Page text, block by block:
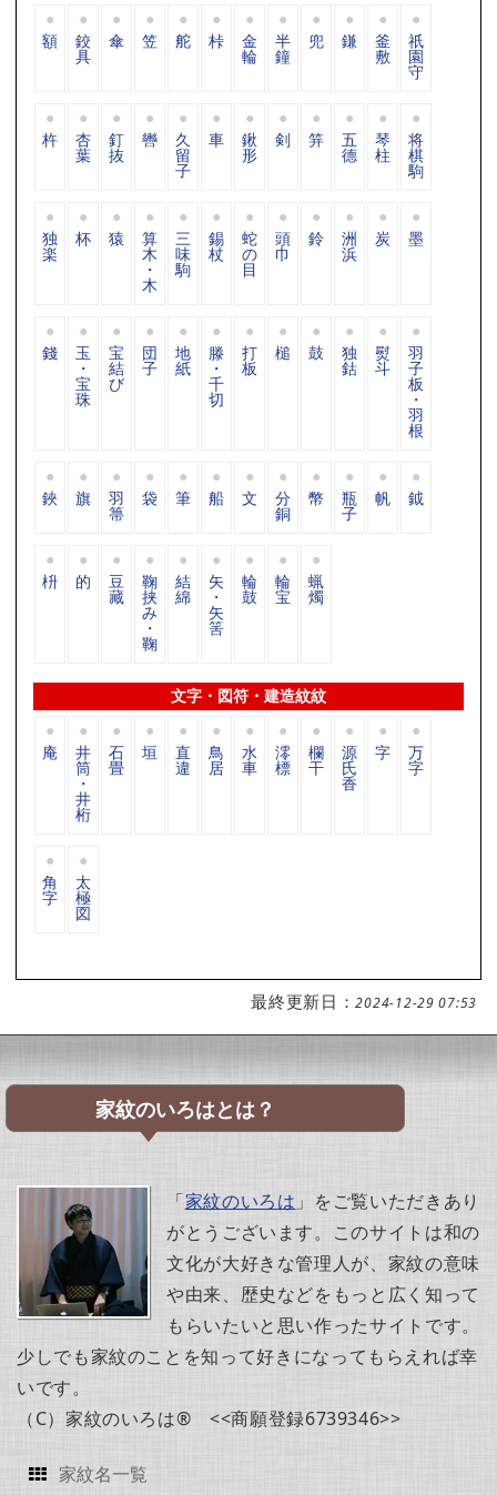
額 鉸
具
傘 笠 舵 桛 金
輪
半
鐘
兜 鎌 釜
敷
祇
園
守
杵 杏
葉
釘
抜
轡 久
留
子
車 鍬
形
剣 笄 五
德
琴
柱
将
棋
駒
独
楽
杯 猿 算
木
・
木
三
味
駒
錫
杖
蛇
の
目
頭
巾
鈴 洲
浜
炭 墨
錢 玉
・
宝
珠
宝
結
び
団
子
地
紙
滕
・
千
切
打
板
槌 鼓 独
鈷
熨
斗
羽
子
板
・
羽
根
鋏 旗 羽
箒
袋 筆 船 文 分
銅
幣 瓶
子
帆 鉞
枡 的 豆
藏
鞠
挟
み
・
鞠
結
綿
矢
・
矢
筈
輪
鼓
輪
宝
蝋
燭
文字・図符・建造紋紋
庵 井
筒
・
井
桁
石
畳
垣 直
違
鳥
居
水
車
澪
標
欄
干
源
氏
香
字 万
字
角
字
太
極
図
最終更新日：2024-12-29 07:53
家紋のいろはとは？
「家紋のいろは 」をご覧いただきあり
がとうございます。このサイトは和の
文化が大好きな管理人が、家紋の意味
や由来、歴史などをもっと広く知って
もらいたいと思い作ったサイトです。
少しでも家紋のことを知って好きになってもらえれば幸
いです。
（C）家紋のいろは® <<商願登録6739346>>
家紋名一覧